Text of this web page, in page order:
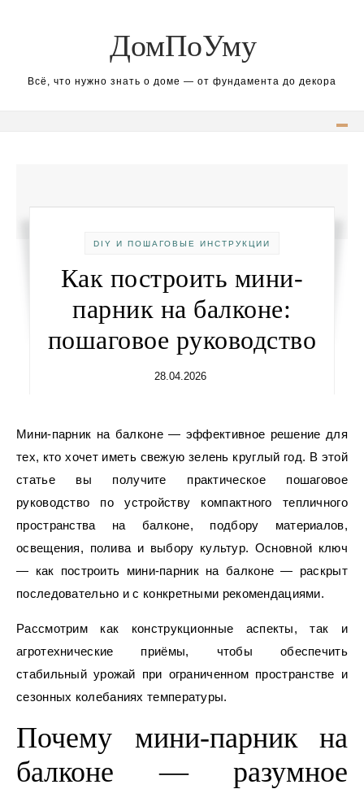
ДомПоУму
Всё, что нужно знать о доме — от фундамента до декора
DIY И ПОШАГОВЫЕ ИНСТРУКЦИИ
Как построить мини-
парник на балконе:
пошаговое руководство
28.04.2026
Мини-парник на балконе — эффективное решение для
тех, кто хочет иметь свежую зелень круглый год. В этой
статье вы получите практическое пошаговое
руководство по устройству компактного тепличного
пространства на балконе, подбору материалов,
освещения, полива и выбору культур. Основной ключ
— как построить мини-парник на балконе — раскрыт
последовательно и с конкретными рекомендациями.
Рассмотрим как конструкционные аспекты, так и
агротехнические приёмы, чтобы обеспечить
стабильный урожай при ограниченном пространстве и
сезонных колебаниях температуры.
Почему мини-парник на
балконе — разумное